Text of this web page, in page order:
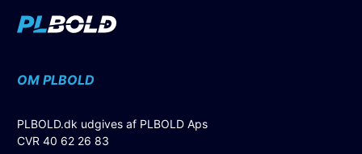
OM PLBOLD
PLBOLD.dk udgives af PLBOLD Aps
CVR 40 62 26 83